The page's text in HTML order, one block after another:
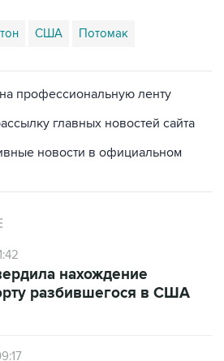
США Потомак
профессиональную ленту
главных новостей сайта
новости в официальном
нахождение
разбившегося в США